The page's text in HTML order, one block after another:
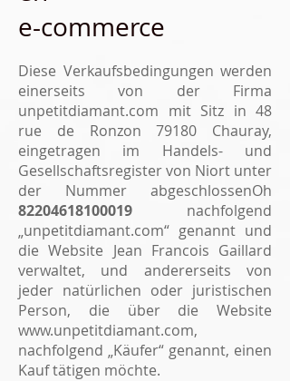
e-commerce
Diese Verkaufsbedingungen werden
einerseits von der Firma
unpetitdiamant.com mit Sitz in 48
rue de Ronzon 79180 Chauray,
eingetragen im Handels- und
Gesellschaftsregister von Niort unter
der Nummer abgeschlossenOh
82204618100019 nachfolgend
„unpetitdiamant.com“ genannt und
die Website Jean Francois Gaillard
verwaltet, und andererseits von
jeder natürlichen oder juristischen
Person, die über die Website
www.unpetitdiamant.com,
nachfolgend „Käufer“ genannt, einen
Kauf tätigen möchte.